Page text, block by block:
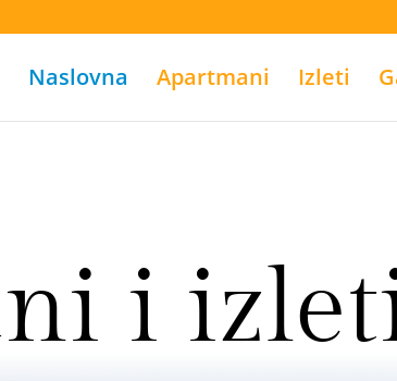
Naslovna Apartmani Izleti
i